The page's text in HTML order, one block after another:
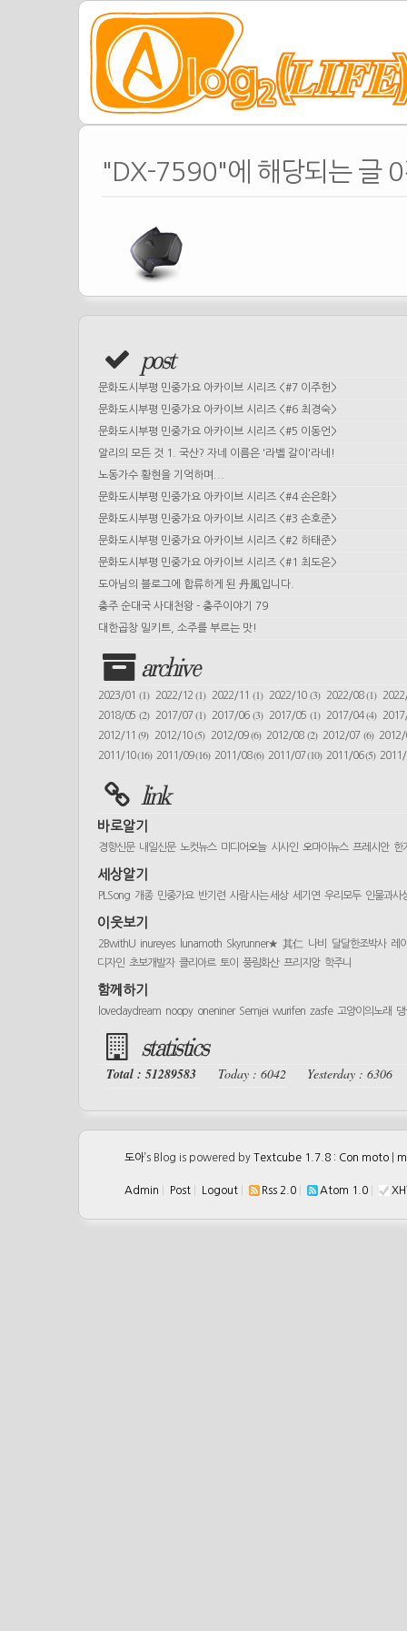
"DX-7590"에 해당되는 글
post
문화도시부평 민중가요 아카이브 시리즈 <#7 이주헌>
문화도시부평 민중가요 아카이브 시리즈 <#6 최경숙>
문화도시부평 민중가요 아카이브 시리즈 <#5 이동언>
알리의 모든 것 1. 국산? 자네 이름은 '라벨 갈이'라네!
노동가수 황현을 기억하며...
문화도시부평 민중가요 아카이브 시리즈 <#4 손은화>
문화도시부평 민중가요 아카이브 시리즈 <#3 손호준>
문화도시부평 민중가요 아카이브 시리즈 <#2 하태준>
문화도시부평 민중가요 아카이브 시리즈 <#1 최도은>
도아님의 블로그에 합류하게 된 丹風입니다.
충주 순대국 사대천왕 - 충주이야기 79
대한곱창 밀키트, 소주를 부르는 맛!
archive
2023/01 (1) 2022/12(1) 2022/11(1) 2022/10 (3) 2022/08(1)
2018/05 (2) 2017/07(1) 2017/06(3) 2017/05 (1) 2017/04(4)
2012/11(9) 2012/10(5) 2012/09(6) 2012/08 (2) 2012/07 (6)
2011/10(16) 2011/09(16) 2011/08(6) 2011/07(10) 2011/06(5)
link
바로알기
경향신문 내일신문 노컷뉴스 미디어오늘 시사인 오마이뉴스 프레시안 한
세상알기
PLSong 개종 민중가요 반기련 사람 사는 세상 세기연 우리모두 인물과사
이웃보기
2BwithU inureyes lunamoth Skyrunner★ 其仁 나비 달달한조박사 레
디자인 초보개발자 클리아르 토이 풍림화산 프리지앙 학주니
함께하기
lovedaydream noopy oneniner Semjei wurifen zasfe 고양이의노래
statistics
Total : 51289583 Today : 6042 Yesterday : 6306
도아’s Blog is powered by Textcube 1.7.8 : Con moto
Admin Post Logout Rss 2.0 Atom 1.0